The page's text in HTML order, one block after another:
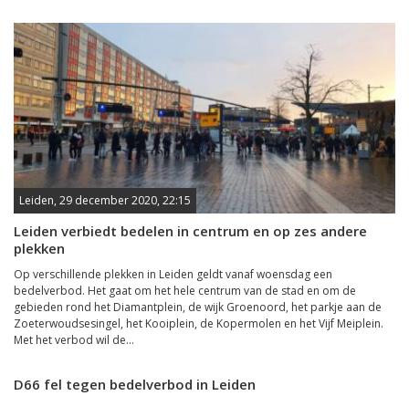
Leiden, 29 december 2020, 22:15
Leiden verbiedt bedelen in centrum en op zes andere
plekken
Op verschillende plekken in Leiden geldt vanaf woensdag een
bedelverbod. Het gaat om het hele centrum van de stad en om de
gebieden rond het Diamantplein, de wijk Groenoord, het parkje aan de
Zoeterwoudsesingel, het Kooiplein, de Kopermolen en het Vijf Meiplein.
Met het verbod wil de...
D66 fel tegen bedelverbod in Leiden